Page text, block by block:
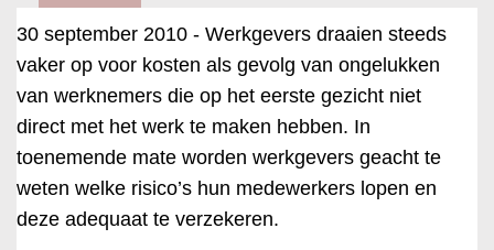
30 september 2010 - Werkgevers draaien steeds
vaker op voor kosten als gevolg van ongelukken
van werknemers die op het eerste gezicht niet
direct met het werk te maken hebben. In
toenemende mate worden werkgevers geacht te
weten welke risico’s hun medewerkers lopen en
deze adequaat te verzekeren.